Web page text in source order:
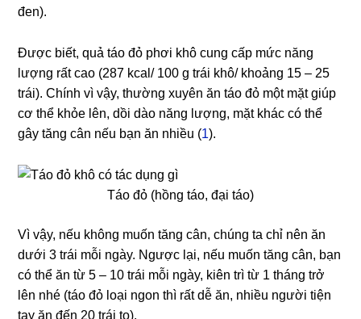
đen).
Được biết, quả táo đỏ phơi khô cung cấp mức năng
lượng rất cao (287 kcal/ 100 g trái khô/ khoảng 15 – 25
trái). Chính vì vậy, thường xuyên ăn táo đỏ một mặt giúp
cơ thể khỏe lên, dồi dào năng lượng, mặt khác có thể
gây tăng cân nếu bạn ăn nhiều (1).
Táo đỏ (hồng táo, đại táo)
Vì vậy, nếu không muốn tăng cân, chúng ta chỉ nên ăn
dưới 3 trái mỗi ngày. Ngược lại, nếu muốn tăng cân, bạn
có thể ăn từ 5 – 10 trái mỗi ngày, kiên trì từ 1 tháng trở
lên nhé (táo đỏ loại ngon thì rất dễ ăn, nhiều người tiện
tay ăn đến 20 trái to).